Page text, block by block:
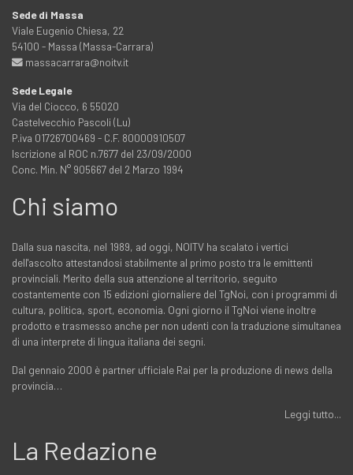
Sede di Massa
Viale Eugenio Chiesa, 22
54100 - Massa (Massa-Carrara)
massacarrara@noitv.it
Sede Legale
Via del Ciocco, 6 55020
Castelvecchio Pascoli (Lu)
P.iva 01726700469 - C.F. 80000910507
Iscrizione al ROC n.7677 del 23/09/2000
Conc. Min. N° 905667 del 2 Marzo 1994
Chi siamo
Dalla sua nascita, nel 1989, ad oggi, NOITV ha scalato i vertici
dell'ascolto attestandosi stabilmente al primo posto tra le emittenti
provinciali. Merito della sua attenzione al territorio, seguito
costantemente con 15 edizioni giornaliere del TgNoi, con i programmi di
cultura, politica, sport, economia. Ogni giorno il TgNoi viene inoltre
prodotto e trasmesso anche per non udenti con la traduzione simultanea
di una interprete di lingua italiana dei segni.
Dal gennaio 2000 è partner ufficiale Rai per la produzione di news della
provincia…
Leggi tutto...
La Redazione